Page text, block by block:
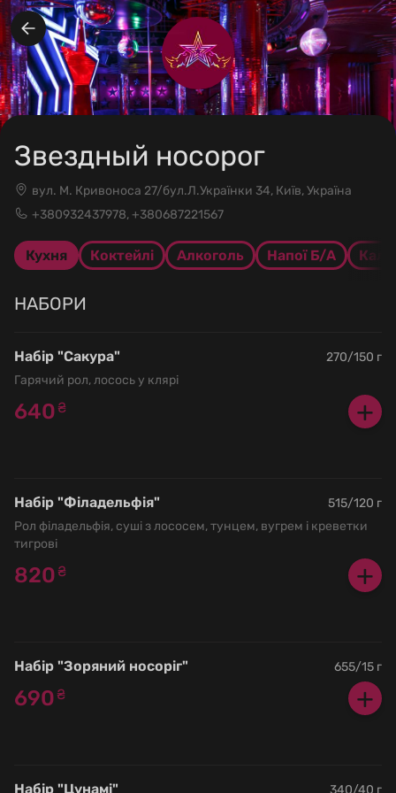
Звездный носорог
вул. М. Кривоноса 27/бул.Л.Українки 34, Київ, Україна
+380932437978, +380687221567
Кухня Коктейлі Алкоголь Напої Б/А
НАБОРИ
Набір "Сакура"
270/150 г
Гарячий рол, лосось у клярі
640₴ +
Набір "Філадельфія"
515/120 г
Рол філадельфія, суші з лососем, тунцем, вугрем і креветки
тигрові
820₴ +
Набір "Зоряний носоріг" 655/15 г
690₴ +
Набір "Цунамі" 340/40 г